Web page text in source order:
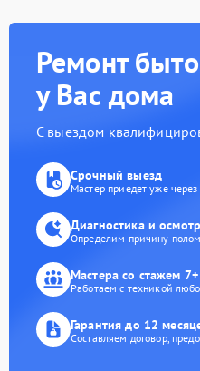
Ремонт
у Вас дома
С выездом
Срочный выезд
Мастер приедет уже
Диагностика и
Определим причину
Мастера со стажем 7+
Работаем с техникой
Гарантия до 12
Составляем договор,